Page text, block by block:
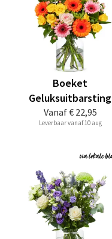
Vanaf€ 22,95
Boeket
Geluksuitbarsting
Leverbaar vanaf 10 aug